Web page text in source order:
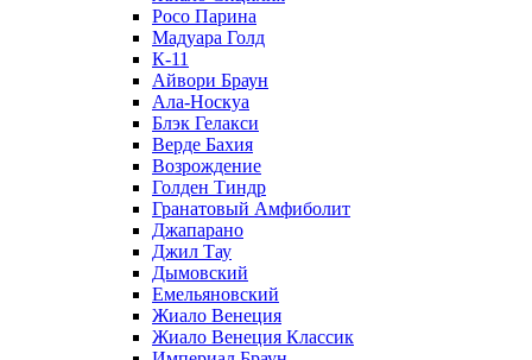
Росо Парина
Мадуара Голд
К-11
Айвори Браун
Ала-Носкуа
Блэк Гелакси
Верде Бахия
Возрождение
Голден Тиндр
Гранатовый Амфиболит
Джапарано
Джил Тау
Дымовский
Емельяновский
Жиало Венеция
Жиало Венеция Классик